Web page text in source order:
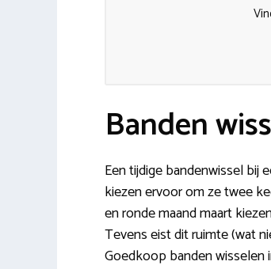
Banden
Een tijdige bandenwissel bij
kiezen ervoor om ze twee
en ronde maand maart
Tevens eist dit ruimte (wat
Goedkoop banden